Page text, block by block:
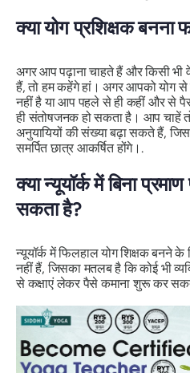
क्या योग प्रशिक्षक बनना
अगर आप पढ़ाना चाहते हैं और किसी भी
हैं, तो हम कहेंगे हां। अगर आपको योग से
नहीं है या आप पहले से ही कहीं और से
ही संतोषजनक हो सकता है। आप चाहें
अनुयायियों की संख्या बढ़ा सकते हैं,
समर्पित छात्र आकर्षित होंगे।.
क्या न्यूयॉर्क में बिना
सकता है?
न्यूयॉर्क में फिलहाल योग शिक्षक बनने
नहीं हैं, जिसका मतलब है कि कोई भी
से कक्षाएं लेकर पैसे कमाना शुरू कर